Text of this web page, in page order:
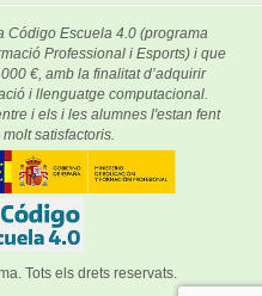
Código Escuela 4.0 (programa
Professional i Esports) i que
€, amb la finalitat d’adquirir
i llenguatge computacional.
i els i les alumnes l'estan fent
satisfactoris.
. Tots els drets reservats.